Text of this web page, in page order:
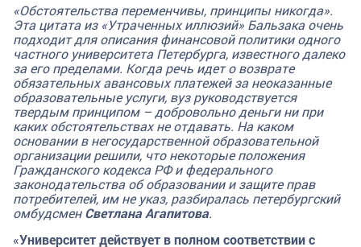
«Обстоятельства переменчивы, принципы никогда».
Эта цитата из «Утраченных иллюзий» Бальзака очень
подходит для описания финансовой политики одного
частного университета Петербурга, известного далеко
за его пределами. Когда речь идет о возврате
обязательных авансовых платежей за неоказанные
образовательные услуги, вуз руководствуется
твердым принципом – добровольно деньги ни при
каких обстоятельствах не отдавать. На каком
основании в негосударственной образовательной
организации решили, что некоторые положения
Гражданского кодекса РФ и федерального
законодательства об образовании и защите прав
потребителей, им не указ, разбиралась петербургский
омбудсменСветлана Агапитова.
«Университет действует в полном соответствии с